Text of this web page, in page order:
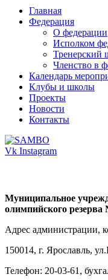
Главная
Федерация
О федерации
Исполком
Тренерский
Членство в
Календарь
Клубы и школы
Проекты
Новости
Контакты
Vk Instagram
Муниципальное
олимпийского резерва
Адрес администрации,
150014, г. Ярославль,
Телефон: 20-03-61,